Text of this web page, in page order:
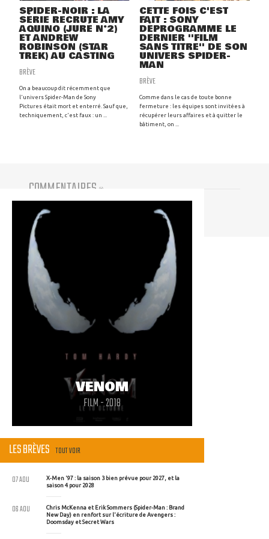
SPIDER-NOIR : LA
SÉRIE RECRUTE AMY
AQUINO (JURÉ N°2)
ET ANDREW
ROBINSON (STAR
TREK) AU CASTING
BRÈVE
On a beaucoup dit récemment que
l'univers Spider-Man de Sony
Pictures était mort et enterré. Sauf que,
techniquement, c'est faux : un ...
CETTE FOIS C'EST
FAIT : SONY
DÉPROGRAMME LE
DERNIER ''FILM
SANS TITRE'' DE SON
UNIVERS SPIDER-
MAN
BRÈVE
Comme dans le cas de toute bonne
fermeture : les équipes sont invitées à
récupérer leurs affaires et à quitter le
bâtiment, on ...
COMMENTAIRES (0)
VENOM
FILM - 2018
LES BRÈVES TOUT VOIR
X-Men '97 : la saison 3 bien prévue pour 2027, et la
saison 4 pour 2028
07 AOU
Chris McKenna et Erik Sommers (Spider-Man : Brand
New Day) en renfort sur l'écriture de Avengers :
Doomsday et Secret Wars
06 AOU